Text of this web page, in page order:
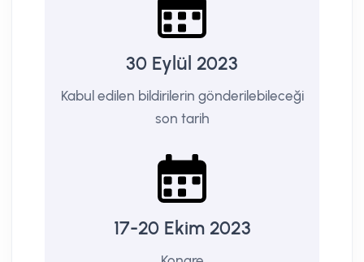
30 Eylül 2023
Kabul edilen bildirilerin gönderilebileceği
son tarih
17-20 Ekim 2023